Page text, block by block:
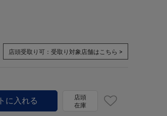
店頭受取り可： 受取り対象店舗はこちら >
店頭
在庫